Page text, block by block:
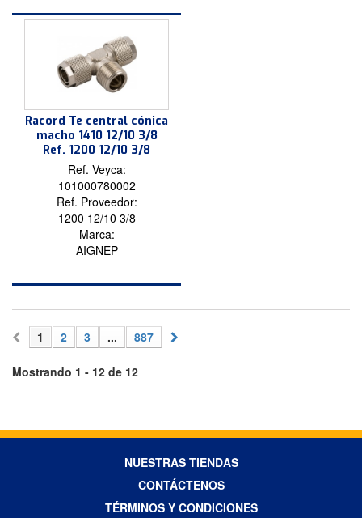
Racord Te central cónica
macho 1410 12/10 3/8
Ref. 1200 12/10 3/8
Ref. Veyca:
101000780002
Ref. Proveedor:
1200 12/10 3/8
Marca:
AIGNEP
1 2 3 ... 887
Mostrando 1 - 12 de 12
NUESTRAS TIENDAS
CONTÁCTENOS
TÉRMINOS Y CONDICIONES